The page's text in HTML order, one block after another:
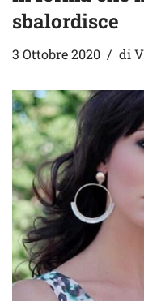
sbalordisce
3 Ottobre 2020 di